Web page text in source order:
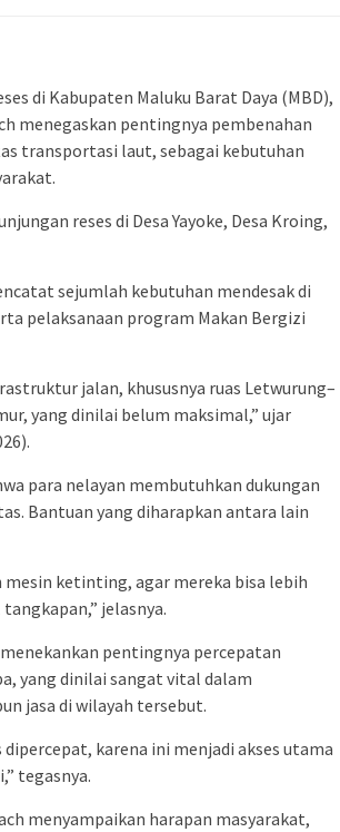
di Kabupaten Maluku Barat Daya (MBD),
menegaskan pentingnya pembenahan
transportasi laut, sebagai kebutuhan
reses di Desa Yayoke, Desa Kroing,
sejumlah kebutuhan mendesak di
pelaksanaan program Makan Bergizi
jalan, khususnya ruas Letwurung–
yang dinilai belum maksimal,” ujar
para nelayan membutuhkan dukungan
Bantuan yang diharapkan antara lain
mesin ketinting, agar mereka bisa lebih
jelasnya.
pentingnya percepatan
yang dinilai sangat vital dalam
jasa di wilayah tersebut.
karena ini menjadi akses utama
tegasnya.
menyampaikan harapan masyarakat,